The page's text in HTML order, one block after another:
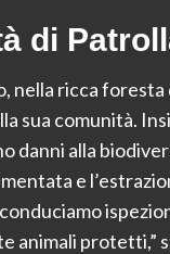
di
nella ricca
sua comunità.
danni alla
e
animali protetti,”